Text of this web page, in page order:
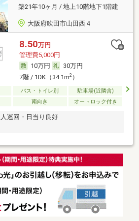
築21年10ヶ月 / 地上10階地下1階建
大阪府吹田市山田西４
8.50万円
管理費5,000円
10万円
30万円
7階 / 1DK（34.1m2）
バス・トイレ別
駐車場(近隣含)
南向き オートロック付き
巡回・日当り良好